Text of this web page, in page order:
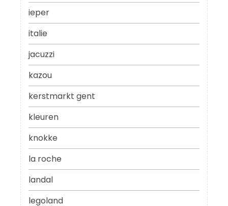
ieper
italie
jacuzzi
kazou
kerstmarkt gent
kleuren
knokke
la roche
landal
legoland